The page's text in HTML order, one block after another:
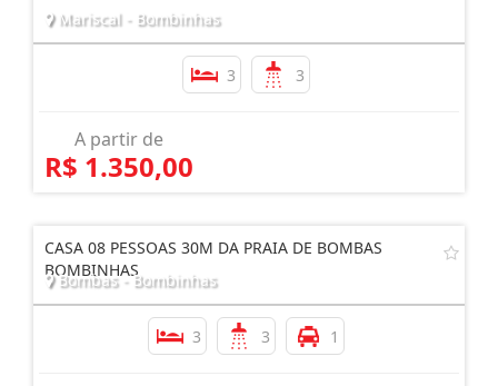
Mariscal - Bombinhas
3 3
A partir de
R$ 1.350,00
CASA 08 PESSOAS 30M DA PRAIA DE BOMBAS
BOMBINHAS
Bombas - Bombinhas
3 3 1